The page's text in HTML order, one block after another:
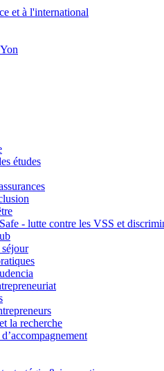
et à l'international
études
- lutte contre les VSS et
la recherche